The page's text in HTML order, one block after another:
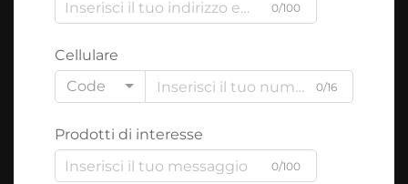
0/100
Cellulare
Code
0/16
Prodotti di interesse
0/100